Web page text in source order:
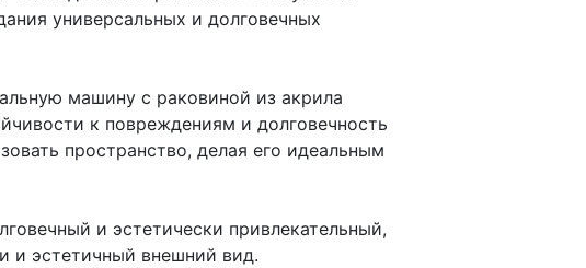
универсальных и долговечных
машину с раковиной из акрила
к повреждениям и долговечность
пространство, делая его идеальным
и эстетически привлекательный,
и эстетичный внешний вид.